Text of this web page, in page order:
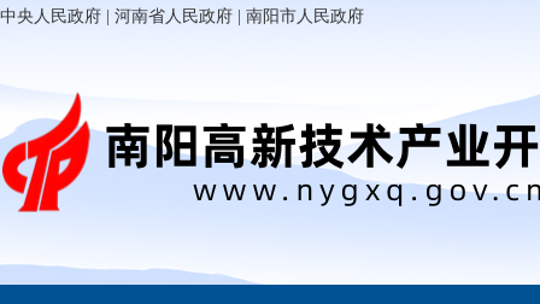
中央人民政府 河南省人民政府 南阳市人民政府